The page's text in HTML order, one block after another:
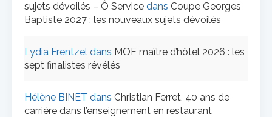
sujets dévoilés – Ô Service dans Coupe Georges
Baptiste 2027 : les nouveaux sujets dévoilés
Lydia Frentzel dans MOF maître d’hôtel 2026 : les
sept finalistes révélés
Hélène BINET dans Christian Ferret, 40 ans de
carrière dans l’enseignement en restaurant